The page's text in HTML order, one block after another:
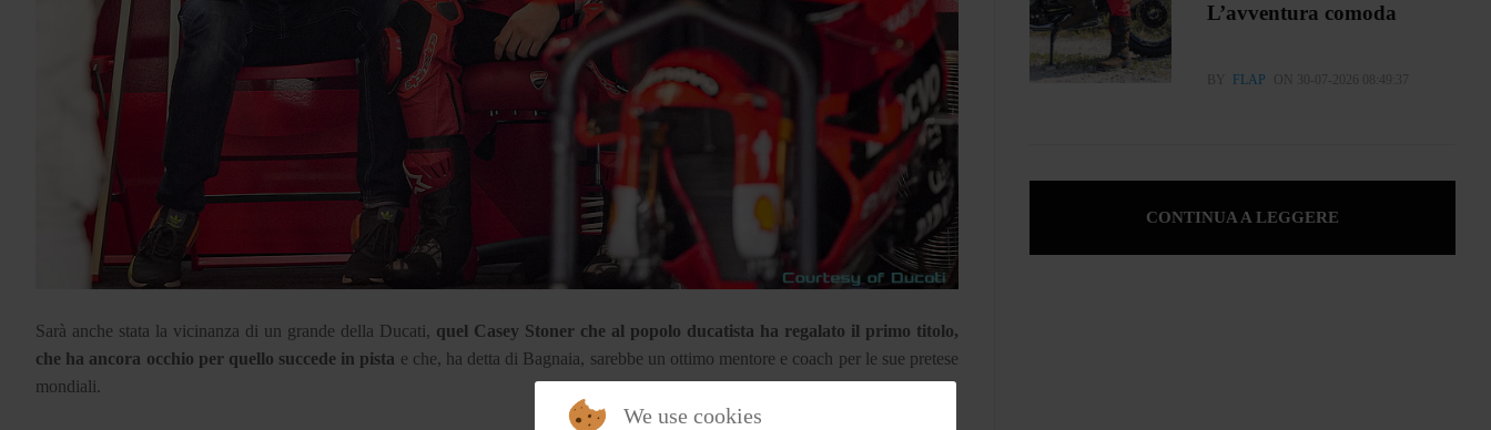
Sarà anche stata la vicinanza di un grande della Ducati, quel Casey Stoner che al popolo ducatista ha regalato il primo titolo,
che ha ancora occhio per quello succede in pista e che, ha detta di Bagnaia, sarebbe un ottimo mentore e coach per le sue pretese
mondiali.
L’avventura comoda
BY FLAP ON 30-07-2026 08:49:37
CONTINUA A LEGGERE
We use cookies